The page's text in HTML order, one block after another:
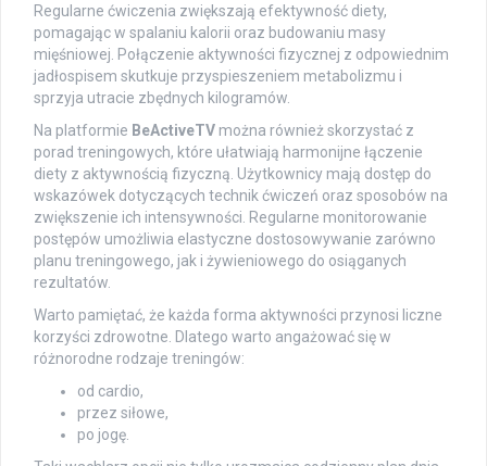
Regularne ćwiczenia zwiększają efektywność diety,
pomagając w spalaniu kalorii oraz budowaniu masy
mięśniowej. Połączenie aktywności fizycznej z odpowiednim
jadłospisem skutkuje przyspieszeniem metabolizmu i
sprzyja utracie zbędnych kilogramów.
Na platformie BeActiveTV można również skorzystać z
porad treningowych, które ułatwiają harmonijne łączenie
diety z aktywnością fizyczną. Użytkownicy mają dostęp do
wskazówek dotyczących technik ćwiczeń oraz sposobów na
zwiększenie ich intensywności. Regularne monitorowanie
postępów umożliwia elastyczne dostosowywanie zarówno
planu treningowego, jak i żywieniowego do osiąganych
rezultatów.
Warto pamiętać, że każda forma aktywności przynosi liczne
korzyści zdrowotne. Dlatego warto angażować się w
różnorodne rodzaje treningów:
od cardio,
przez siłowe,
po jogę.